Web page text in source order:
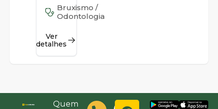
Bruxismo /
Odontologia
Ver
detalhes
Quem